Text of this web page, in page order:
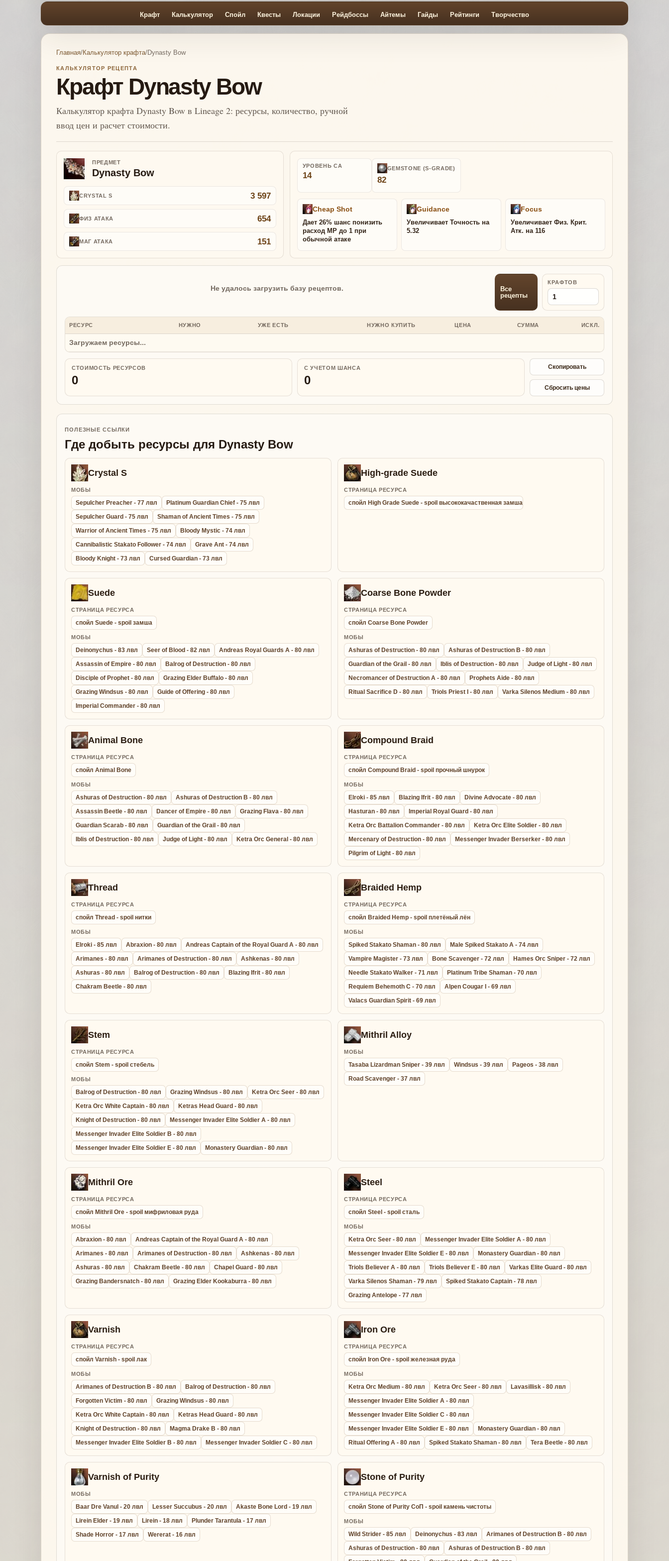
Крафт Калькулятор Спойл Квесты Локации Рейдбоссы Айтемы Гайды Рейтинги Творчество
Главная/Калькулятор крафта/Dynasty Bow
КАЛЬКУЛЯТОР РЕЦЕПТА
Крафт Dynasty Bow
Калькулятор крафта Dynasty Bow в Lineage 2: ресурсы, количество, ручной
ввод цен и расчет стоимости.
ПРЕДМЕТ
Dynasty Bow
CRYSTAL S 3 597
ФИЗ АТАКА 654
МАГ АТАКА 151
УРОВЕНЬ СА
14
GEMSTONE (S-GRADE)
82
Cheap Shot
Дает 26% шанс понизить
расход MP до 1 при
обычной атаке
Guidance
Увеличивает Точность на
5.32
Focus
Увеличивает Физ. Крит.
Атк. на 116
Не удалось загрузить базу рецептов.
Все
рецепты
КРАФТОВ
РЕСУРС НУЖНО УЖЕ ЕСТЬ НУЖНО КУПИТЬ ЦЕНА СУММА ИСКЛ.
Загружаем ресурсы...
СТОИМОСТЬ РЕСУРСОВ
0
С УЧЕТОМ ШАНСА
0
Скопировать
Сбросить цены
ПОЛЕЗНЫЕ ССЫЛКИ
Где добыть ресурсы для Dynasty Bow
Crystal S
МОБЫ
Sepulcher Preacher - 77 лвл
Platinum Guardian Chief - 75 лвл
Sepulcher Guard - 75 лвл
Shaman of Ancient Times - 75 лвл
Warrior of Ancient Times - 75 лвл
Bloody Mystic - 74 лвл
Cannibalistic Stakato Follower - 74 лвл
Grave Ant - 74 лвл
Bloody Knight - 73 лвл
Cursed Guardian - 73 лвл
High-grade Suede
СТРАНИЦА РЕСУРСА
спойл High Grade Suede - spoil высококачаственная замша
Suede
СТРАНИЦА РЕСУРСА
спойл Suede - spoil замша
МОБЫ
Deinonychus - 83 лвл Seer of Blood - 82 лвл
Andreas Royal Guards A - 80 лвл
Assassin of Empire - 80 лвл
Balrog of Destruction - 80 лвл
Disciple of Prophet - 80 лвл
Grazing Elder Buffalo - 80 лвл
Grazing Windsus - 80 лвл
Guide of Offering - 80 лвл
Imperial Commander - 80 лвл
Coarse Bone Powder
СТРАНИЦА РЕСУРСА
спойл Coarse Bone Powder
МОБЫ
Ashuras of Destruction - 80 лвл
Ashuras of Destruction B - 80 лвл
Guardian of the Grail - 80 лвл
Iblis of Destruction - 80 лвл
Judge of Light - 80 лвл
Necromancer of Destruction A - 80 лвл
Prophets Aide - 80 лвл
Ritual Sacrifice D - 80 лвл
Triols Priest I - 80 лвл Varka Silenos Medium - 80 лвл
Animal Bone
СТРАНИЦА РЕСУРСА
спойл Animal Bone
МОБЫ
Ashuras of Destruction - 80 лвл
Ashuras of Destruction B - 80 лвл
Assassin Beetle - 80 лвл
Dancer of Empire - 80 лвл
Grazing Flava - 80 лвл
Guardian Scarab - 80 лвл
Guardian of the Grail - 80 лвл
Iblis of Destruction - 80 лвл
Judge of Light - 80 лвл Ketra Orc General - 80 лвл
Compound Braid
СТРАНИЦА РЕСУРСА
спойл Compound Braid - spoil прочный шнурок
МОБЫ
Elroki - 85 лвл Blazing Ifrit - 80 лвл
Divine Advocate - 80 лвл
Hasturan - 80 лвл
Imperial Royal Guard - 80 лвл
Ketra Orc Battalion Commander - 80 лвл
Ketra Orc Elite Soldier - 80 лвл
Mercenary of Destruction - 80 лвл
Messenger Invader Berserker - 80 лвл
Pilgrim of Light - 80 лвл
Thread
СТРАНИЦА РЕСУРСА
спойл Thread - spoil нитки
МОБЫ
Elroki - 85 лвл Abraxion - 80 лвл
Andreas Captain of the Royal Guard A - 80 лвл
Arimanes - 80 лвл
Arimanes of Destruction - 80 лвл
Ashkenas - 80 лвл
Ashuras - 80 лвл
Balrog of Destruction - 80 лвл
Blazing Ifrit - 80 лвл
Chakram Beetle - 80 лвл
Braided Hemp
СТРАНИЦА РЕСУРСА
спойл Braided Hemp - spoil плетёный лён
МОБЫ
Spiked Stakato Shaman - 80 лвл
Male Spiked Stakato A - 74 лвл
Vampire Magister - 73 лвл
Bone Scavenger - 72 лвл
Hames Orc Sniper - 72 лвл
Needle Stakato Walker - 71 лвл
Platinum Tribe Shaman - 70 лвл
Requiem Behemoth C - 70 лвл
Alpen Cougar I - 69 лвл
Valacs Guardian Spirit - 69 лвл
Stem
СТРАНИЦА РЕСУРСА
спойл Stem - spoil стебель
МОБЫ
Balrog of Destruction - 80 лвл Grazing Windsus - 80 лвл
Ketra Orc Seer - 80 лвл
Ketra Orc White Captain - 80 лвл
Ketras Head Guard - 80 лвл
Knight of Destruction - 80 лвл
Messenger Invader Elite Soldier A - 80 лвл
Messenger Invader Elite Soldier B - 80 лвл
Messenger Invader Elite Soldier E - 80 лвл
Monastery Guardian - 80 лвл
Mithril Alloy
МОБЫ
Tasaba Lizardman Sniper - 39 лвл Windsus - 39 лвл
Pageos - 38 лвл
Road Scavenger - 37 лвл
Mithril Ore
СТРАНИЦА РЕСУРСА
спойл Mithril Ore - spoil мифриловая руда
МОБЫ
Abraxion - 80 лвл
Andreas Captain of the Royal Guard A - 80 лвл
Arimanes - 80 лвл
Arimanes of Destruction - 80 лвл
Ashkenas - 80 лвл
Ashuras - 80 лвл
Chakram Beetle - 80 лвл
Chapel Guard - 80 лвл
Grazing Bandersnatch - 80 лвл
Grazing Elder Kookaburra - 80 лвл
Steel
СТРАНИЦА РЕСУРСА
спойл Steel - spoil сталь
МОБЫ
Ketra Orc Seer - 80 лвл
Messenger Invader Elite Soldier A - 80 лвл
Messenger Invader Elite Soldier E - 80 лвл
Monastery Guardian - 80 лвл
Triols Believer A - 80 лвл
Triols Believer E - 80 лвл
Varkas Elite Guard - 80 лвл
Varka Silenos Shaman - 79 лвл
Spiked Stakato Captain - 78 лвл
Grazing Antelope - 77 лвл
Varnish
СТРАНИЦА РЕСУРСА
спойл Varnish - spoil лак
МОБЫ
Arimanes of Destruction B - 80 лвл
Balrog of Destruction - 80 лвл
Forgotten Victim - 80 лвл
Grazing Windsus - 80 лвл
Ketra Orc White Captain - 80 лвл
Ketras Head Guard - 80 лвл
Knight of Destruction - 80 лвл
Magma Drake B - 80 лвл
Messenger Invader Elite Soldier B - 80 лвл
Messenger Invader Soldier C - 80 лвл
Iron Ore
СТРАНИЦА РЕСУРСА
спойл Iron Ore - spoil железная руда
МОБЫ
Ketra Orc Medium - 80 лвл Ketra Orc Seer - 80 лвл
Lavasillisk - 80 лвл
Messenger Invader Elite Soldier A - 80 лвл
Messenger Invader Elite Soldier C - 80 лвл
Messenger Invader Elite Soldier E - 80 лвл
Monastery Guardian - 80 лвл
Ritual Offering A - 80 лвл
Spiked Stakato Shaman - 80 лвл Tera Beetle - 80 лвл
Varnish of Purity
МОБЫ
Baar Dre Vanul - 20 лвл Lesser Succubus - 20 лвл
Akaste Bone Lord - 19 лвл
Lirein Elder - 19 лвл
Lirein - 18 лвл
Plunder Tarantula - 17 лвл
Shade Horror - 17 лвл
Wererat - 16 лвл
Stone of Purity
СТРАНИЦА РЕСУРСА
спойл Stone of Purity СоП - spoil камень чистоты
МОБЫ
Wild Strider - 85 лвл Deinonychus - 83 лвл
Arimanes of Destruction B - 80 лвл
Ashuras of Destruction - 80 лвл
Ashuras of Destruction B - 80 лвл